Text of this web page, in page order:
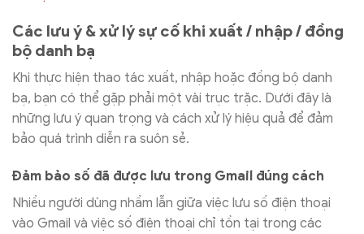
Các lưu ý & xử lý sự cố khi xuất / nhập / đồng
bộ danh bạ
Khi thực hiện thao tác xuất, nhập hoặc đồng bộ danh
bạ, bạn có thể gặp phải một vài trục trặc. Dưới đây là
những lưu ý quan trọng và cách xử lý hiệu quả để đảm
bảo quá trình diễn ra suôn sẻ.
Đảm bảo số đã được lưu trong Gmail đúng cách
Nhiều người dùng nhầm lẫn giữa việc lưu số điện thoại
vào Gmail và việc số điện thoại chỉ tồn tại trong các